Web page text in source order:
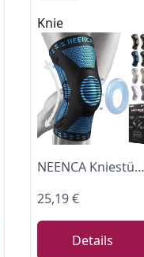
Knie
NEENCA Kniestütze, Komprimierte Kniebandage mit Patella Gel Pads & Feder Seitenstabilisatoren, Medizinischer Knieschützer für Laufen, Meniskusriss, Arthritis, Gelenkschmerzlinderung, ACL, Erholung
25,19 €
Details